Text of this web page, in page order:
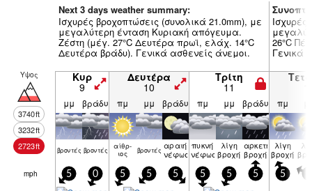
Next 3 days weather summary:
Ισχυρές βροχοπτώσεις (συνολικά 21.0mm), με
μεγαλύτερη ένταση Κυριακή απόγευμα.
Ζέστη (μέγ. 27°C Δευτέρα πρωϊ, ελάχ. 14°C
Δευτέρα βράδυ). Γενικά ασθενείς άνεμοι.
26°C
Γενικά
Υψος
3740ft
3232ft
2723ft
Κυρ
9
Δευτέρα
10
Τρίτη
11
μμ βράδυ πμ μμ βράδυ πμ μμ βράδυ πμ
βρον­τές βρον­τές αίθρ­
ιος βρον­τές αραιή
νέφωση
πυκνή
νέφωση
λίγη
βροχή
αρκετή
βροχή
λίγη
βροχή
mph 5 0 5 5 5 5 5 5 5